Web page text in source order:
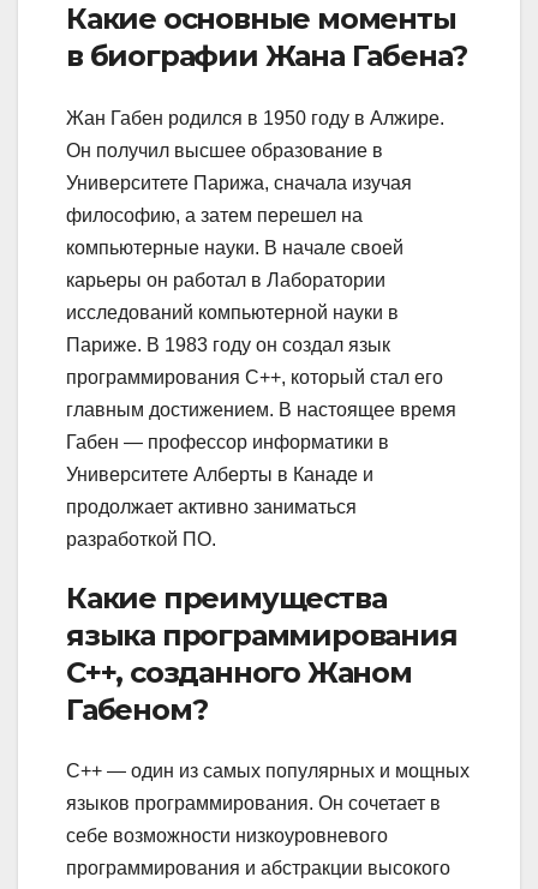
Какие основные моменты
в биографии Жана Габена?
Жан Габен родился в 1950 году в Алжире.
Он получил высшее образование в
Университете Парижа, сначала изучая
философию, а затем перешел на
компьютерные науки. В начале своей
карьеры он работал в Лаборатории
исследований компьютерной науки в
Париже. В 1983 году он создал язык
программирования C++, который стал его
главным достижением. В настоящее время
Габен — профессор информатики в
Университете Алберты в Канаде и
продолжает активно заниматься
разработкой ПО.
Какие преимущества
языка программирования
C++, созданного Жаном
Габеном?
C++ — один из самых популярных и мощных
языков программирования. Он сочетает в
себе возможности низкоуровневого
программирования и абстракции высокого